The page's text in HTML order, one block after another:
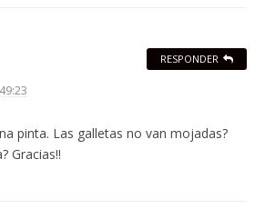
pinta. Las galletas no van mojadas?
Gracias!!
RESPONDER